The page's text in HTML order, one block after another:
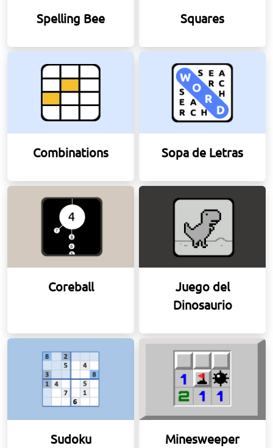
Spelling Bee Squares
Combinations Sopa de Letras
Coreball
Juego del
Dinosaurio
Sudoku Minesweeper